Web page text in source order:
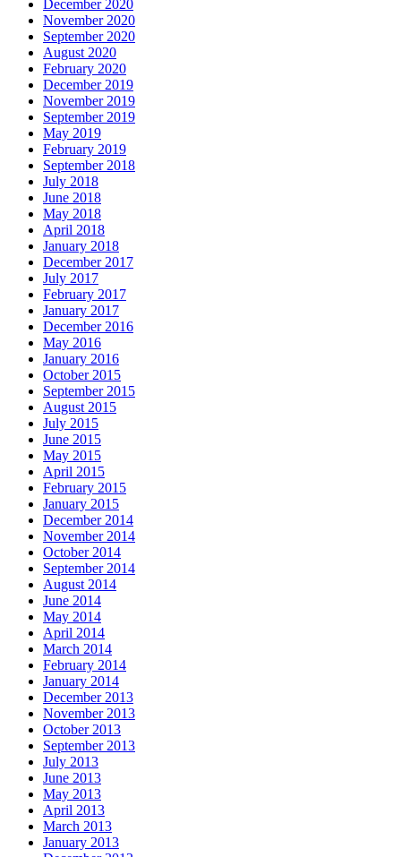
December 2020
November 2020
September 2020
August 2020
February 2020
December 2019
November 2019
September 2019
May 2019
February 2019
September 2018
July 2018
June 2018
May 2018
April 2018
January 2018
December 2017
July 2017
February 2017
January 2017
December 2016
May 2016
January 2016
October 2015
September 2015
August 2015
July 2015
June 2015
May 2015
April 2015
February 2015
January 2015
December 2014
November 2014
October 2014
September 2014
August 2014
June 2014
May 2014
April 2014
March 2014
February 2014
January 2014
December 2013
November 2013
October 2013
September 2013
July 2013
June 2013
May 2013
April 2013
March 2013
January 2013